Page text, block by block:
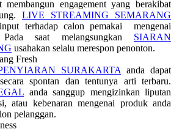
engagement yang berakibat
LIVE STREAMING SEMARANG
terhadap calon pemakai mengenai
saat melangsungkan SIARAN
usahakan selalu merespon penonton.
Fresh
SURAKARTA anda dapat
spontan dan tentunya arti terbaru.
anda sanggup mengizinkan liputan
atau kebenaran mengenai produk anda
pelanggan.